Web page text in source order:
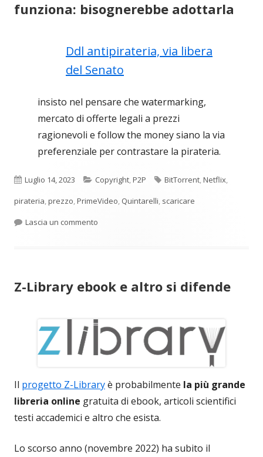
funziona: bisognerebbe adottarla
Ddl antipirateria, via libera
del Senato
insisto nel pensare che watermarking,
mercato di offerte legali a prezzi
ragionevoli e follow the money siano la via
preferenziale per contrastare la pirateria.
Pubblicato
Luglio 14, 2023 Categorie
Copyright,P2P Tag
BitTorrent,Netflix,
pirateria,prezzo,PrimeVideo, Quintarelli, scaricare
Lascia un commento
Z-Library ebook e altro si difende
Il progetto Z-Libraryè probabilmente la più grande
libreria online gratuita di ebook, articoli scientifici
testi accademici e altro che esista.
Lo scorso anno (novembre 2022) ha subito il